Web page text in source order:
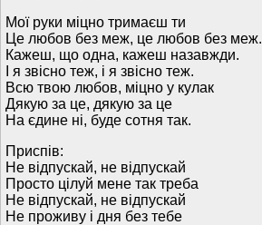
Мої руки міцно тримаєш ти
Це любов без меж, це любов без меж.
Кажеш, що одна, кажеш назавжди.
І я звісно теж, і я звісно теж.
Всю твою любов, міцно у кулак
Дякую за це, дякую за це
На єдине ні, буде сотня так.
Приспів:
Не відпускай, не відпускай
Просто цілуй мене так треба
Не відпускай, не відпускай
Не проживу і дня без тебе